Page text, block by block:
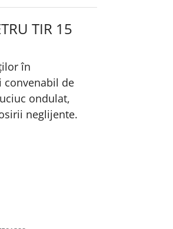
TIR 15
în
convenabil de
ondulat,
neglijente.